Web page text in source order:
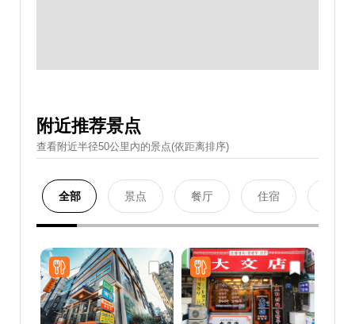
附近推荐景点
查看附近半径50公里內的景点(依距离排序)
全部 景点 餐厅 住宿